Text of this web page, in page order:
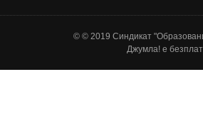
© © 2019 Синдикат
Джумла! е